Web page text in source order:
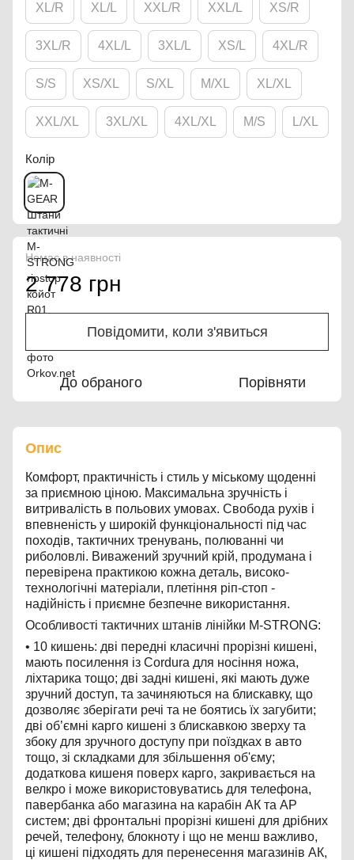
XL/R XL/L XXL/R XXL/L XS/R
3XL/R 4XL/L 3XL/L XS/L 4XL/R
S/S XS/XL S/XL M/XL XL/XL
XXL/XL 3XL/XL 4XL/XL M/S L/XL
Колір
Немає в наявності
2 778 грн
Повідомити, коли з'явиться
До обраного Порівняти
Опис
Комфорт, практичність і стиль у міському щоденні
за приємною ціною. Максимальна зручність і
витривалість в польових умовах. Свобода рухів і
впевненість у широкій функціональності під час
походів, тактичних тренувань, полюванні чи
риболовлі. Виважений зручний крій, продумана і
перевірена практикою кожна деталь, високо-
технологічні матеріали, плетіння ріп-стоп -
надійність і приємне безпечне використання.
Особливості тактичних штанів лінійки М-STRONG:
• 10 кишень: дві передні класичні прорізні кишені,
мають посилення із Cordura для носіння ножа,
ліхтарика тощо; дві задні кишені, які мають дуже
зручний доступ, та зачиняються на блискавку, що
дозволяє зберігати речі та не боятись їх загубити;
дві об’ємні карго кишені з блискавкою зверху та
збоку для зручного доступу при поїздках в авто
тощо, зі складками для збільшення об'єму;
додаткова кишеня поверх карго, закривається на
велкро і може використовуватись для телефона,
павербанка або магазина на карабін АК та АР
систем; дві фронтальні прорізні кишені для дрібних
речей, телефону, блокноту і що не менш важливо,
ці кишені підходять для перенесення магазинів АК,